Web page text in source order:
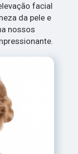
facial
da pele e
nossos